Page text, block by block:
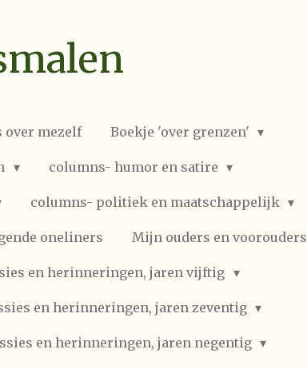
over mezelf Boekje 'over grenzen'
columns- humor en satire
columns- politiek en maatschappelijk
oneliners Mijn ouders en voorouders
en herinneringen, jaren vijftig
en herinneringen, jaren zeventig
en herinneringen, jaren negentig